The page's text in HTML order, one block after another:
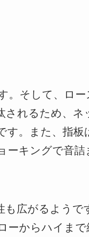
。そして、ロー
されるため、ネ
す。また、指板
ーキングで音詰
も広がるようで
ーからハイまで